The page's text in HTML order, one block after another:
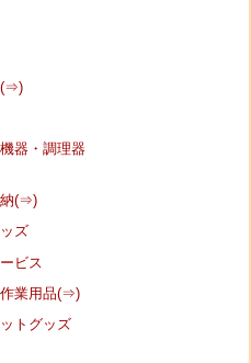
(⇒)
器・調理器
納(⇒)
ズ
ビス
作業用品(⇒)
トグッズ